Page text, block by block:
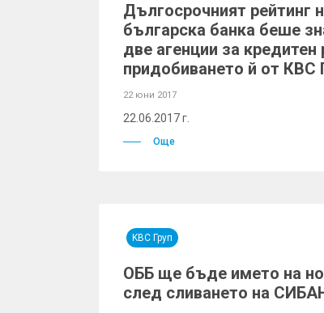
Дългосрочният рейтинг
българска банка беше
две агенции за кредитен
придобиването й от КВС
22 юни 2017
22.06.2017 г.
Още
KBC Груп
ОББ ще бъде името на
след сливането на